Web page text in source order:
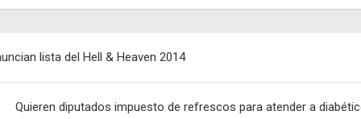
lista del Hell & Heaven 2014
Quieren diputados impuesto de refrescos para atender a